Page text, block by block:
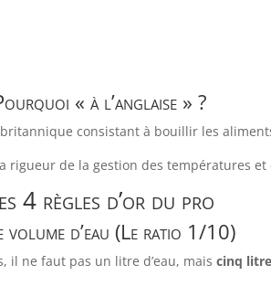
« à l’anglaise » ?
consistant à bouillir les
de la gestion des températures et
4 règles d’or du pro
volume d’eau (Le ratio 1/10)
il ne faut pas un litre d’eau, maiscinq